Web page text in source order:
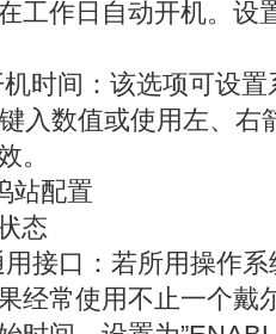
工作日自动开机。设
时间：该选项可设
入数值或使用左、右
。
站配置
态
接口：若所用操作
经常使用不止一个戴